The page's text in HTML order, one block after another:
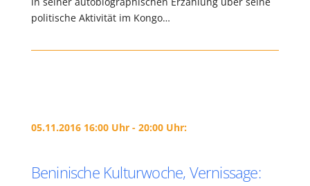
politische Aktivität im Kongo…
05.11.2016 16:00 Uhr - 20:00 Uhr:
Beninische Kulturwoche, Vernissage: